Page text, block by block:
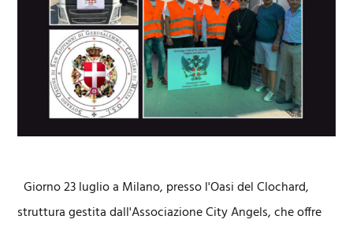
Giorno 23 luglio a Milano, presso l'Oasi del Clochard,
struttura gestita dall'Associazione City Angels, che offre